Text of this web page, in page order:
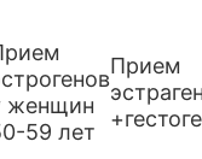
женщин
59 лет
Прием